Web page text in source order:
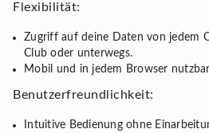
Flexibilität:
Zugriff auf deine Daten von jedem
Club oder unterwegs.
Mobil und in jedem Browser
Benutzerfreundlichkeit:
Intuitive Bedienung ohne